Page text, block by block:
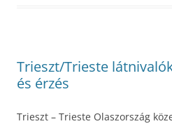
Trieszt/Trieste
és érzés
Trieszt – Trieste Olaszország